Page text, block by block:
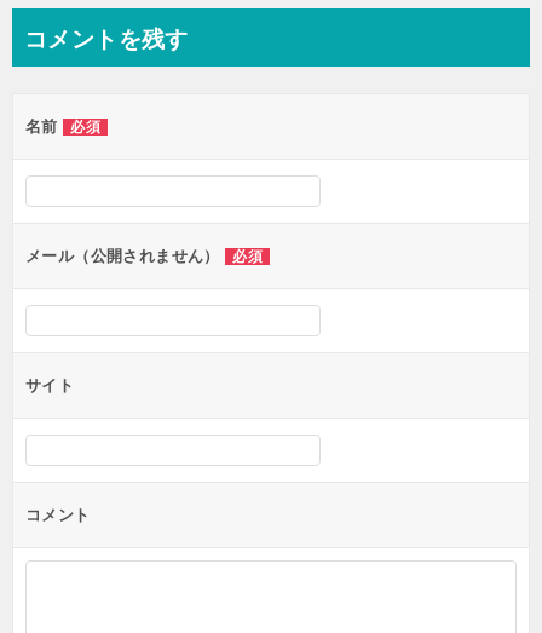
ビ
ー
シ
ン
コメントを残す
名前 必須
メール（公開されません） 必須
サイト
コメント